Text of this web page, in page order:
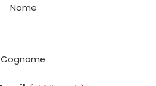
Nome
Cognome